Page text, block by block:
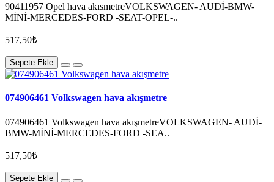
90411957 Opel hava akısmetreVOLKSWAGEN- AUDİ-BMW-
MİNİ-MERCEDES-FORD -SEAT-OPEL-..
517,50₺
Sepete Ekle
074906461 Volkswagen hava akışmetre
074906461 Volkswagen hava akışmetreVOLKSWAGEN- AUDİ-
BMW-MİNİ-MERCEDES-FORD -SEA..
517,50₺
Sepete Ekle